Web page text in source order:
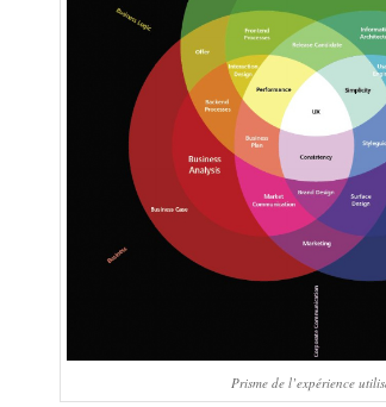
Prisme de l’expérience